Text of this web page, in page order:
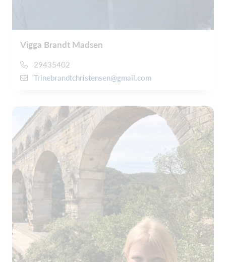
Vigga Brandt Madsen
29435402
Trinebrandtchristensen@gmail.com